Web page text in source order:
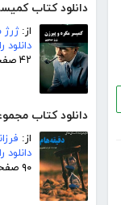
دانلود کتاب
از:
دانلود
۴۲ صفحه
دانلود کتاب
از:
۹۰ صفحه